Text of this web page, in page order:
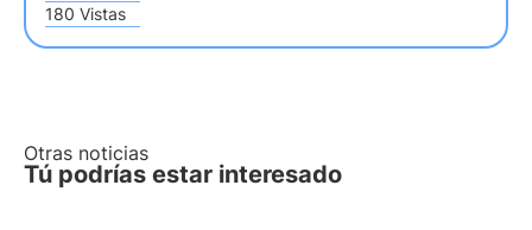
180 Vistas
Otras noticias
Tú podrías estar interesado